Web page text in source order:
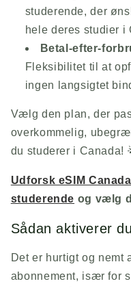
studerende, der
hele deres studier i
Betal-efter-
Fleksibilitet til at
ingen langsigtet
Vælg den plan, der
overkommelig,
du studerer i Canada!
Udforsk eSIM
studerende og vælg
Sådan aktiverer
Det er hurtigt og nemt
abonnement, især for